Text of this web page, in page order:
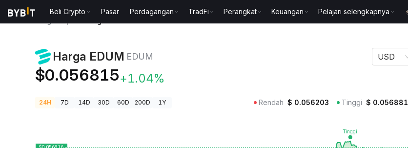
Beli Crypto Pasar Perdagangan TradFi Perangkat Keuangan Pelajari selengkapnya
Harga EDUM EDUM
$0.056815+1.04%
USD
24H 7D 14D 30D 60D 200D 1Y Rendah $ 0.056203 Tinggi $ 0.056881